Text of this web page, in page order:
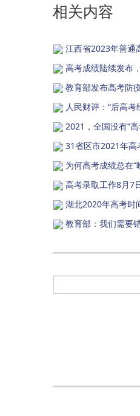
相关内容
江西省2023年普通
高考成绩陆续发布
教育部发布高考防
人民财评：“后高
2021，全国没有“
31省区市2021年高
为何高考成绩总在
高考录取工作8月7
湖北2020年高考时
教育部：我们需要